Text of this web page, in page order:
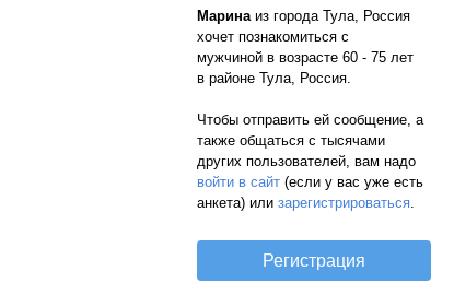
Маринаиз города Тула, Россия
хочет познакомиться с
мужчиной в возрасте 60 - 75 лет
в районе Тула, Россия.
Чтобы отправить ей сообщение, а
также общаться с тысячами
других пользователей, вам надо
войти в сайт (если у вас уже есть
анкета) или зарегистрироваться.